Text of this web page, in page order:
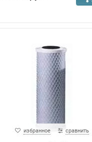
избранное сравнить